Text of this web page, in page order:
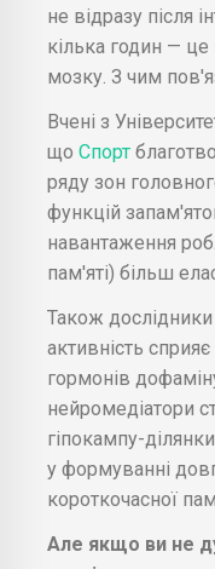
не відразу після
кілька годин — це
мозку. З чим
Вчені з
що Спорт
ряду зон
функцій
навантаження
пам'яті) більш
Також
активність
гормонів
нейромедіатори
гіпокампу-
у формуванні
короткочасної
Але якщо ви не